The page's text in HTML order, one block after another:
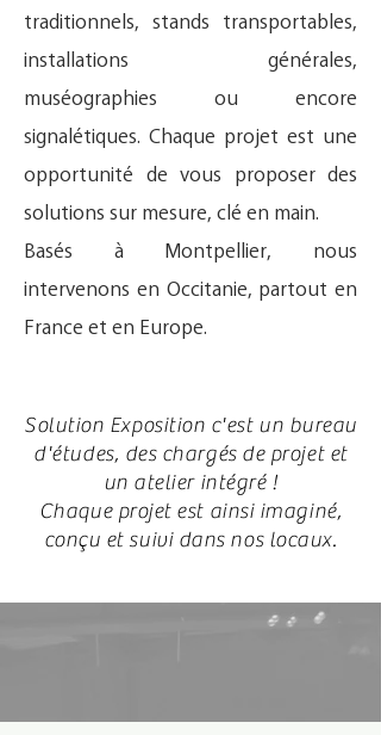
traditionnels, stands transportables,
installations générales,
muséographies ou encore
signalétiques. Chaque projet est une
opportunité de vous proposer des
solutions sur mesure, clé en main.
Basés à Montpellier, nous
intervenons en Occitanie, partout en
France et en Europe.
Solution Exposition c'est un bureau
d'études, des chargés de projet et
un atelier intégré !
Chaque projet est ainsi imaginé,
conçu et suivi dans nos locaux.